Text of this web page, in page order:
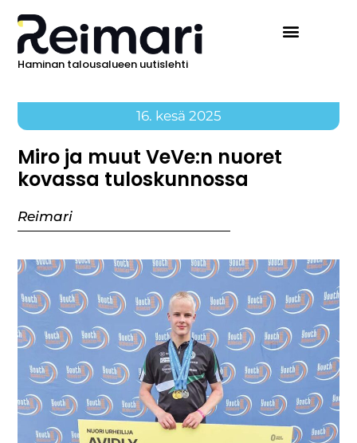
Haminan talousalueen uutislehti
16. kesä 2025
Miro ja muut VeVe:n nuoret
kovassa tuloskunnossa
Reimari